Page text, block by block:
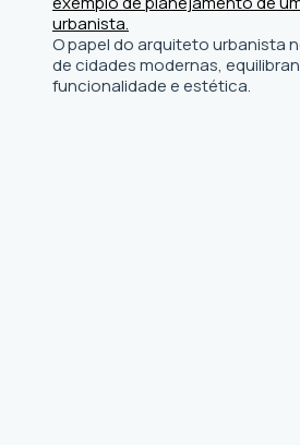
O papel do arquiteto urbanista
de cidades modernas,
funcionalidade e estética.